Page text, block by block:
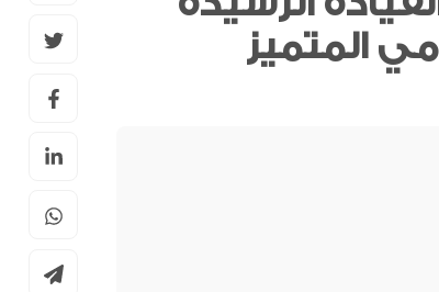
سوق دبي المالي يحصل على اعتراف
هيئة الرقابة على الأسواق المالية